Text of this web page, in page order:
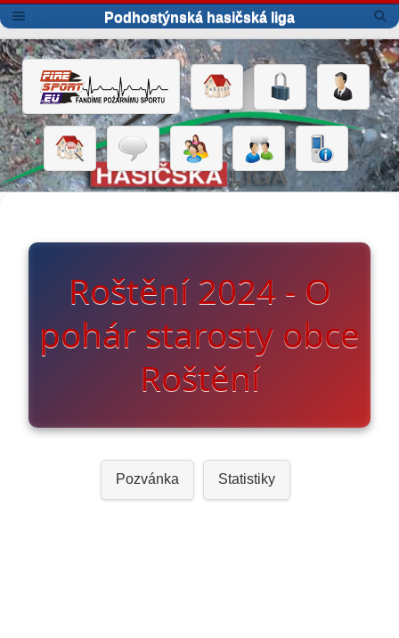
Podhostýnská hasičská liga
Roštění 2024 - O
pohár starosty obce
Roštění
Pozvánka Statistiky